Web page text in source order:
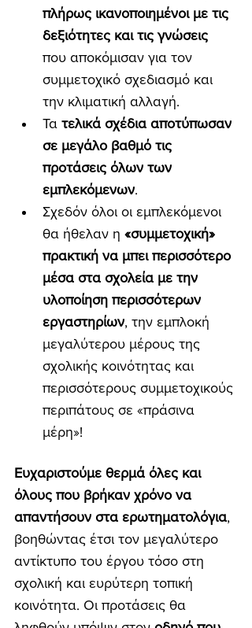
πλήρως ικανοποιημένοι με τις
δεξιότητες και τις γνώσεις
που αποκόμισαν για τον
συμμετοχικό σχεδιασμό και
την κλιματική αλλαγή.
Τα τελικά σχέδια αποτύπωσαν
σε μεγάλο βαθμό τις
προτάσεις όλων των
εμπλεκόμενων.
Σχεδόν όλοι οι εμπλεκόμενοι
θα ήθελαν η «συμμετοχική»
πρακτική να μπει περισσότερο
μέσα στα σχολεία με την
υλοποίηση περισσότερων
εργαστηρίων, την εμπλοκή
μεγαλύτερου μέρους της
σχολικής κοινότητας και
περισσότερους συμμετοχικούς
περιπάτους σε «πράσινα
μέρη»!
Ευχαριστούμε θερμά όλες και
όλους που βρήκαν χρόνο να
απαντήσουν στα ερωτηματολόγια,
βοηθώντας έτσι τον μεγαλύτερο
αντίκτυπο του έργου τόσο στη
σχολική και ευρύτερη τοπική
κοινότητα. Οι προτάσεις θα